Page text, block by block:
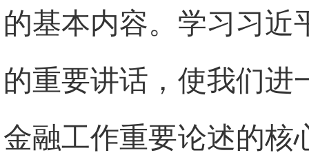
的基本内容。学习习近
的重要讲话，使我们进
金融工作重要论述的核